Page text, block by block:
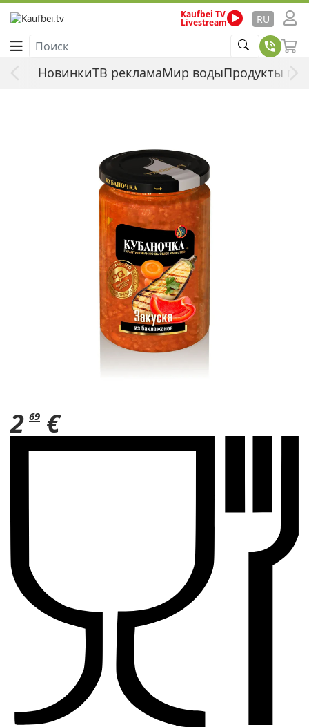
Kaufbei TV
Livestream RU
Поиск
НовинкиТВ рекламаМир водыПродукты
Стартовая страница
Продукты питания
Готовые блюда и консервы
Овощи консервированные
Кубаночка Закуска из Баклажанов,
2 69 €